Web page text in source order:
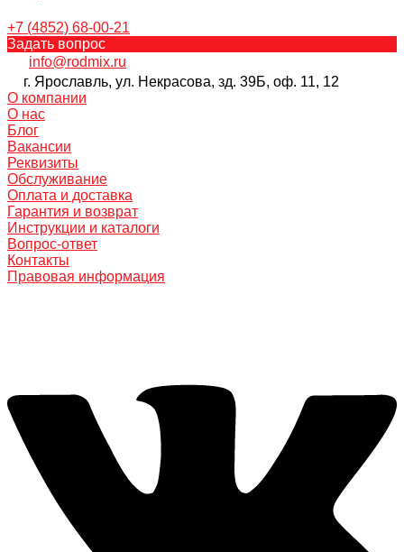
+7 (4852) 68-00-21
Задать вопрос
info@rodmix.ru
г. Ярославль, ул. Некрасова, зд. 39Б, оф. 11, 12
О компании
О нас
Блог
Вакансии
Реквизиты
Обслуживание
Оплата и доставка
Гарантия и возврат
Инструкции и каталоги
Вопрос-ответ
Контакты
Правовая информация